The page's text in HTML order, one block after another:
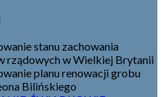
stanu zachowania
rządowych w Wielkiej Brytanii
planu renowacji grobu
Bilińskiego